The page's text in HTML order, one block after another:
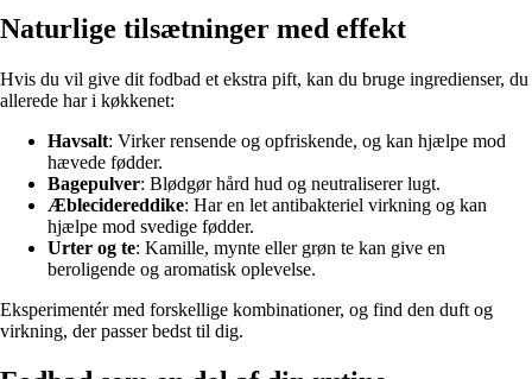
Naturlige tilsætninger med effekt
Hvis du vil give dit fodbad et ekstra pift, kan du bruge ingredienser, du
allerede har i køkkenet:
Havsalt: Virker rensende og opfriskende, og kan hjælpe mod
hævede fødder.
Bagepulver: Blødgør hård hud og neutraliserer lugt.
Æblecidereddike: Har en let antibakteriel virkning og kan
hjælpe mod svedige fødder.
Urter og te: Kamille, mynte eller grøn te kan give en
beroligende og aromatisk oplevelse.
Eksperimentér med forskellige kombinationer, og find den duft og
virkning, der passer bedst til dig.